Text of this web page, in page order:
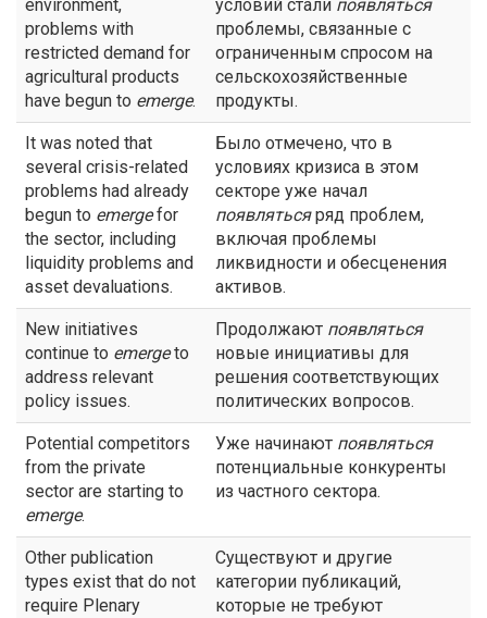
environment,
problems with
restricted demand for
agricultural products
have begun to emerge.
условий стали появляться
проблемы, связанные с
ограниченным спросом на
сельскохозяйственные
продукты.
It was noted that
several crisis-related
problems had already
begun to emergefor
the sector, including
liquidity problems and
asset devaluations.
Было отмечено, что в
условиях кризиса в этом
секторе уже начал
появлятьсяряд проблем,
включая проблемы
ликвидности и обесценения
активов.
New initiatives
continue to emergeto
address relevant
policy issues.
Продолжают появляться
новые инициативы для
решения соответствующих
политических вопросов.
Potential competitors
from the private
sector are starting to
emerge.
Уже начинают появляться
потенциальные конкуренты
из частного сектора.
Other publication
types exist that do not
require Plenary
Существуют и другие
категории публикаций,
которые не требуют